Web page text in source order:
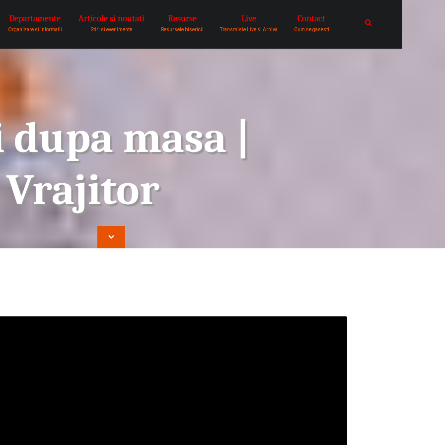
a fi vocea lui Dumnezeu catre comunitatea de oameni in
Departamente
Organizare si informatii
Articole si noutati
Stiri si evenimente
Resurse
Resursele bisericii
Live
Transmisie Live si Arhiva
Contact
Cum ne gasesti
masa |
Vrajitor